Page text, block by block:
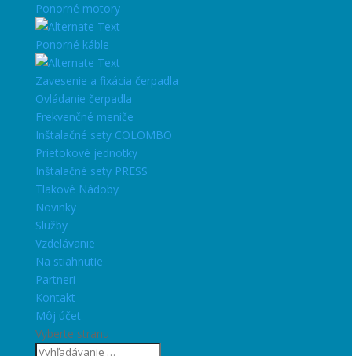
Ponorné motory
Ponorné káble
Zavesenie a fixácia čerpadla
Ovládanie čerpadla
Frekvenčné meniče
Inštalačné sety COLOMBO
Prietokové jednotky
Inštalačné sety PRESS
Tlakové Nádoby
Novinky
Služby
Vzdelávanie
Na stiahnutie
Partneri
Kontakt
Môj účet
Vyberte stranu